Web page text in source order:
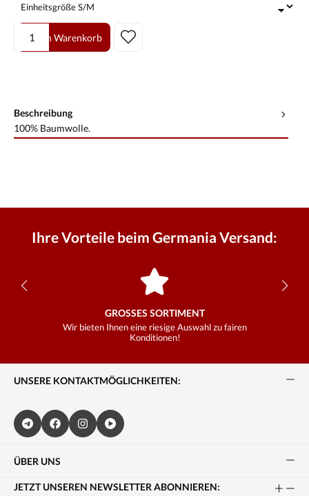
Produkt Anzahl: Gib den gewünschten Wert ein oder benutze die
In den Warenkorb
Beschreibung
100% Baumwolle.
Ihre Vorteile beim Germania Versand:
GROSSES SORTIMENT
Wir bieten Ihnen eine riesige Auswahl zu fairen
Konditionen!
UNSERE KONTAKTMÖGLICHKEITEN:
ÜBER UNS
JETZT UNSEREN NEWSLETTER ABONNIEREN: